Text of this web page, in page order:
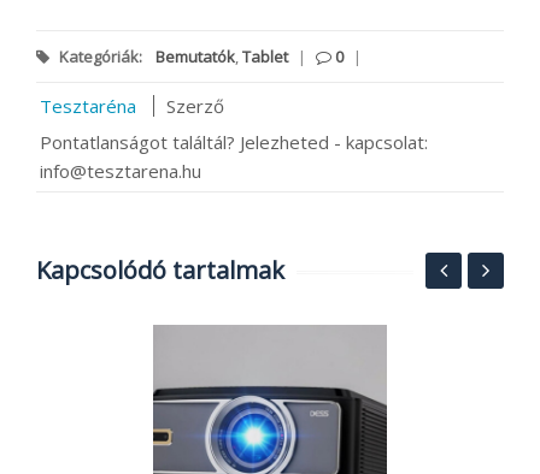
Kategóriák: Bemutatók,Tablet | 0 |
Tesztaréna
Szerző
Pontatlanságot találtál? Jelezheted - kapcsolat:
info@tesztarena.hu
Kapcsolódó tartalmak